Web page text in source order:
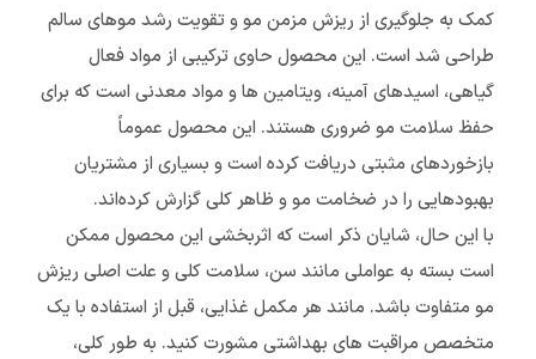
کمک به جلوگیری از ریزش مزمن مو و تقویت رشد موهای سالم
طراحی شد است. این محصول حاوی ترکیبی از مواد فعال
گیاهی، اسیدهای آمینه، ویتامین ها و مواد معدنی است که برای
حفظ سلامت مو ضروری هستند. این محصول عموماً
بازخوردهای مثبتی دریافت کرده است و بسیاری از مشتریان
بهبودهایی را در ضخامت مو و ظاهر کلی گزارش کرده‌اند.
با این حال، شایان ذکر است که اثربخشی این محصول ممکن
است بسته به عواملی مانند سن، سلامت کلی و علت اصلی ریزش
مو متفاوت باشد. مانند هر مکمل غذایی، قبل از استفاده با یک
متخصص مراقبت های بهداشتی مشورت کنید. به طور کلی،